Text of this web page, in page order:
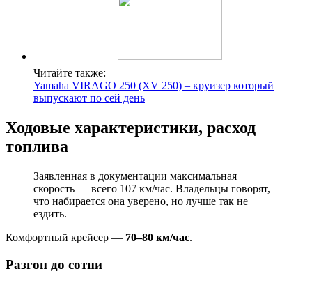
Читайте также:
Yamaha VIRAGO 250 (XV 250) – круизер который
выпускают по сей день
Ходовые характеристики, расход
топлива
Заявленная в документации максимальная
скорость — всего 107 км/час. Владельцы говорят,
что набирается она уверено, но лучше так не
ездить.
Комфортный крейсер — 70–80 км/час.
Разгон до сотни